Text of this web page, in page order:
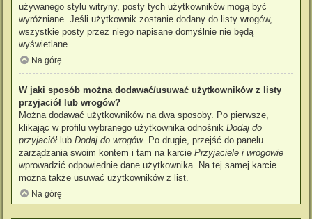
używanego stylu witryny, posty tych użytkowników mogą być
wyróżniane. Jeśli użytkownik zostanie dodany do listy wrogów,
wszystkie posty przez niego napisane domyślnie nie będą
wyświetlane.
Na górę
W jaki sposób można dodawać/usuwać użytkowników z listy
przyjaciół lub wrogów?
Można dodawać użytkowników na dwa sposoby. Po pierwsze,
klikając w profilu wybranego użytkownika odnośnik Dodaj do
przyjaciół lub Dodaj do wrogów. Po drugie, przejść do panelu
zarządzania swoim kontem i tam na karcie Przyjaciele i wrogowie
wprowadzić odpowiednie dane użytkownika. Na tej samej karcie
można także usuwać użytkowników z list.
Na górę